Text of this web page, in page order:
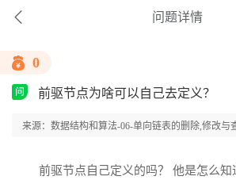
问题详情
0
前驱节点为啥可以自己去定义？
来源：数据结构和算法-06-单向链表的删除,修改与
前驱节点自己定义的吗？ 他是怎么